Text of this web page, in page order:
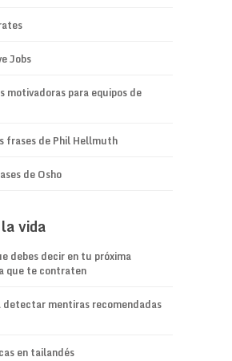
Jobs
motivadoras para equipos de
frases de Phil Hellmuth
de Osho
vida
debes decir en tu próxima
que te contraten
detectar mentiras recomendadas
en tailandés